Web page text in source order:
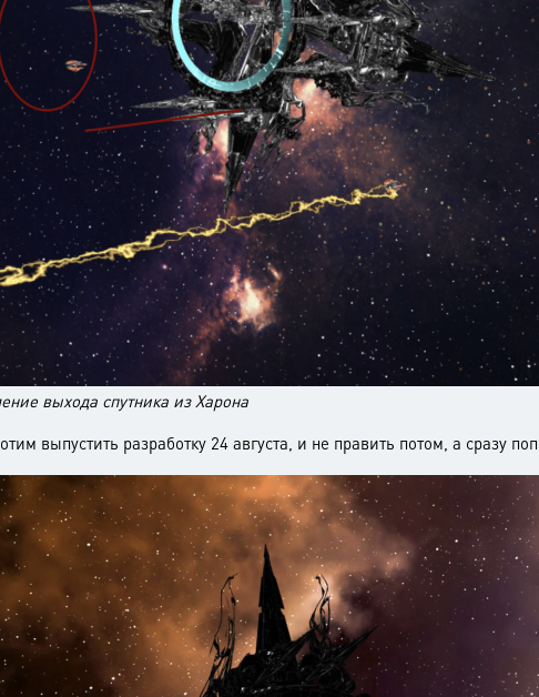
выхода спутника из Харона
выпустить разработку 24 августа, и не править потом, а сразу